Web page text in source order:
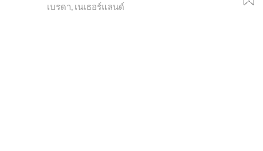
เบรดา, เนเธอร์แลนด์